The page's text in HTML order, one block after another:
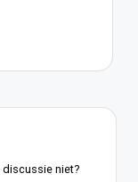
discussie niet?